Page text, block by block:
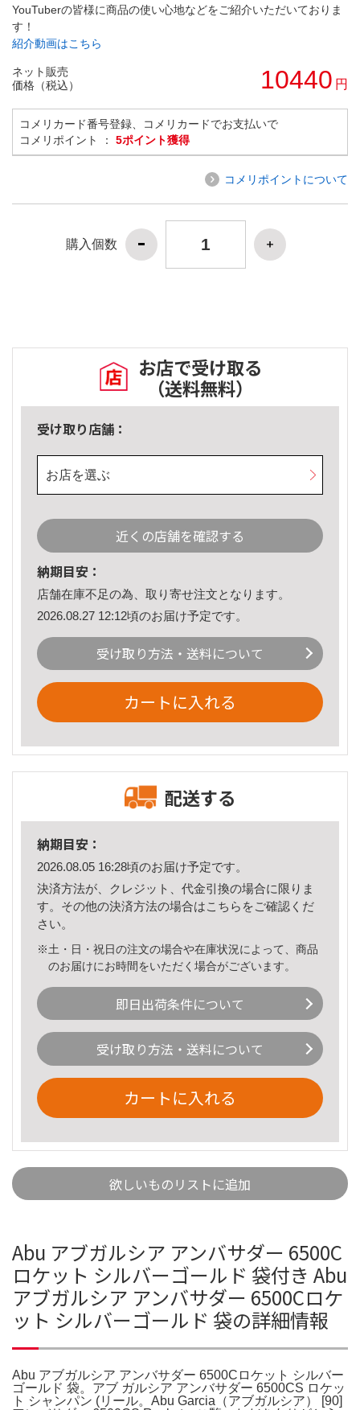
YouTuberの皆様に商品の使い心地などをご紹介いただいておりま
す！
紹介動画はこちら
ネット販売
価格（税込）
10440 円
コメリカード番号登録、コメリカードでお支払いで
コメリポイント ： 5ポイント獲得
コメリポイントについて
購入個数
お店で受け取る
（送料無料）
受け取り店舗：
お店を選ぶ
近くの店舗を確認する
納期目安：
店舗在庫不足の為、取り寄せ注文となります。
2026.08.27 12:12頃のお届け予定です。
受け取り方法・送料について
カートに入れる
配送する
納期目安：
2026.08.05 16:28頃のお届け予定です。
決済方法が、クレジット、代金引換の場合に限りま
す。その他の決済方法の場合はこちら をご確認くだ
さい。
※土・日・祝日の注文の場合や在庫状況によって、商品
のお届けにお時間をいただく場合がございます。
即日出荷条件について
受け取り方法・送料について
カートに入れる
欲しいものリストに追加
Abu アブガルシア アンバサダー 6500C
ロケット シルバーゴールド 袋付き Abu
アブガルシア アンバサダー 6500Cロケ
ット シルバーゴールド 袋の詳細情報
Abu アブガルシア アンバサダー 6500Cロケット シルバー
ゴールド 袋。アブ ガルシア アンバサダー 6500CS ロケッ
ト シャンパン (リール。Abu Garcia（アブガルシア） [90]